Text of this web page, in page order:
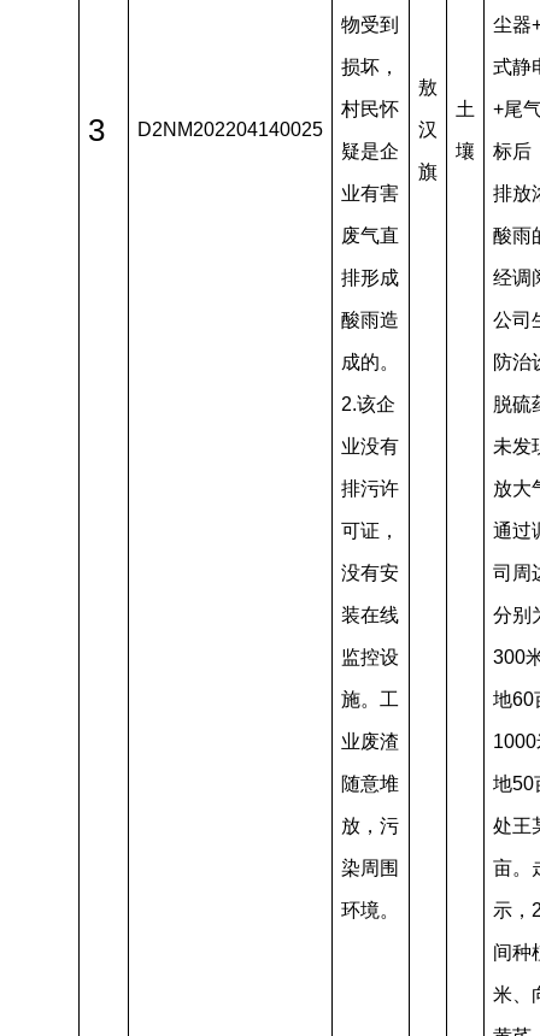
3 D2NM202204140025
物受到
损坏，
村民怀
疑是企
业有害
废气直
排形成
酸雨造
成的。
2.该企
业没有
排污许
可证，
没有安
装在线
监控设
施。工
业废渣
随意堆
放，污
染周围
环境。
敖
汉
旗
土
壤
尘器
式静
+尾
标后
排放
酸雨
经调
公司
防治
脱硫
未发
放大
通过
司周
分别
300
地60
地50
处王
亩。
示，
间种
米、